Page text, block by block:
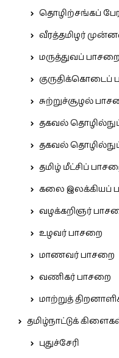
தொழிற்சங்கப்
வீரத்தமிழர்
மருத்துவப் பாசறை
குருதிக்கொடைப்
சுற்றுச்சூழல்
தகவல்
தகவல்
தமிழ் மீட்சிப்
கலை இலக்கியப்
வழக்கறிஞர்
உழவர் பாசறை
மாணவர் பாசறை
வணிகர் பாசறை
மாற்றுத்
தமிழ்நாட்டுக்
புதுச்சேரி